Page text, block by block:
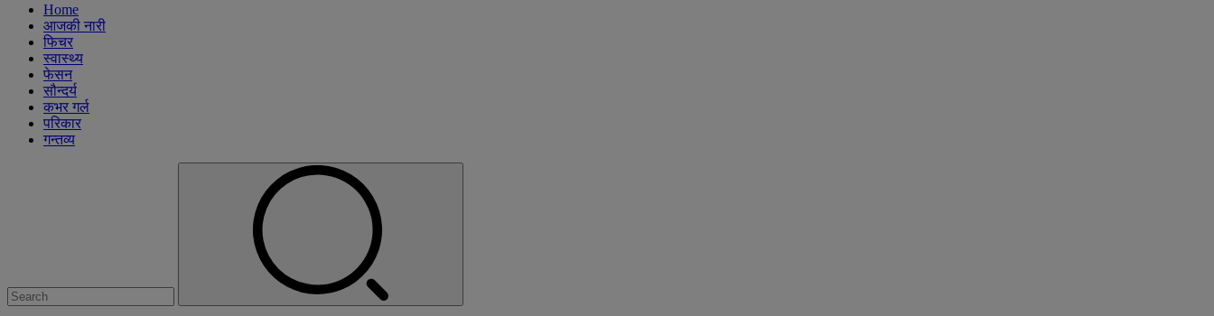
Home
आजकी नारी
फिचर
स्वास्थ्य
फेसन
सौन्दर्य
कभर गर्ल
परिकार
गन्तव्य